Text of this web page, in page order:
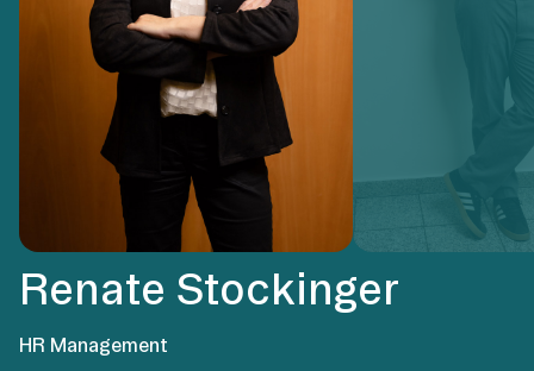
Renate Stockinger
HR Management